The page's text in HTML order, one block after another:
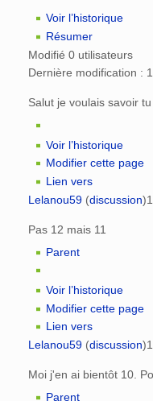
Voir l’historique
Résumer
Modifié 0 utilisateurs
Dernière modification :
Salut je voulais savoir
Voir l’historique
Modifier cette page
Lien vers
Lelanou59 (discussion)
Pas 12 mais 11
Parent
Voir l’historique
Modifier cette page
Lien vers
Lelanou59 (discussion)
Moi j'en ai bientôt 10.
Parent